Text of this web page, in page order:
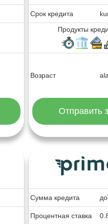
Срок кредита
Продукты
Возраст
Отправить
Сумма кредита до
Процентная ставка